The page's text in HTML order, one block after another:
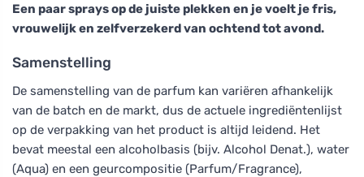
Een paar sprays op de juiste plekken en je voelt je fris,
vrouwelijk en zelfverzekerd van ochtend tot avond.
Samenstelling
De samenstelling van de parfum kan variëren afhankelijk
van de batch en de markt, dus de actuele ingrediëntenlijst
op de verpakking van het product is altijd leidend. Het
bevat meestal een alcoholbasis (bijv. Alcohol Denat.), water
(Aqua) en een geurcompositie (Parfum/Fragrance),